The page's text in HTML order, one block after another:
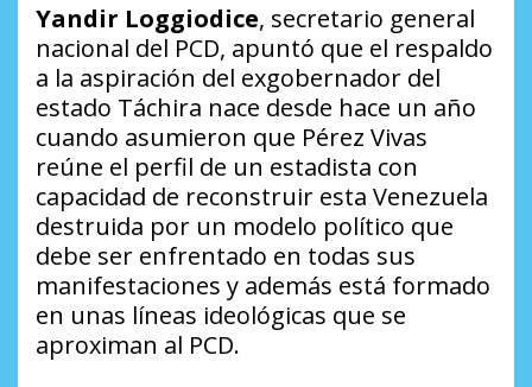
Yandir Loggiodice, secretario general
nacional del PCD, apuntó que el respaldo
a la aspiración del exgobernador del
estado Táchira nace desde hace un año
cuando asumieron que Pérez Vivas
reúne el perfil de un estadista con
capacidad de reconstruir esta Venezuela
destruida por un modelo político que
debe ser enfrentado en todas sus
manifestaciones y además está formado
en unas líneas ideológicas que se
aproximan al PCD.